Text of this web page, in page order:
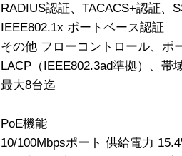
RADIUS認証、TACACS+認証、
IEEE802.1x ポートベース認証
その他 フローコントロール、ポ
LACP（IEEE802.3ad準拠）、
最大8台迄
PoE機能
10/100Mbpsポート 供給電力